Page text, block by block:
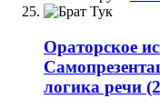
Ораторское
логика речи